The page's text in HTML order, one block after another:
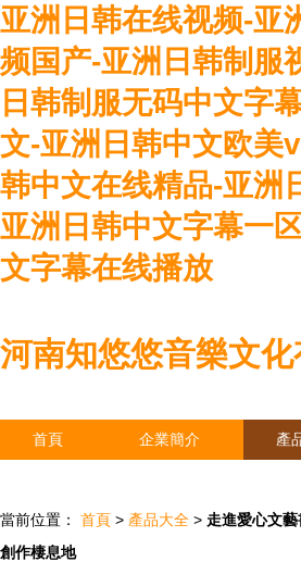
亚洲日韩在线视频-亚
频国产-亚洲日韩制服
日韩制服无码中文字
文-亚洲日韩中文欧美
韩中文在线精品-亚洲
亚洲日韩中文字幕一
文字幕在线播放
河南知悠悠音樂文化
首頁 企業簡介 產
當前位置： 首頁 > 產品大全 > 走進愛心文
創作棲息地